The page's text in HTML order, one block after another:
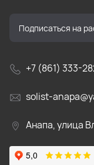
+7 (861) 333-
solist-
Анапа, улица